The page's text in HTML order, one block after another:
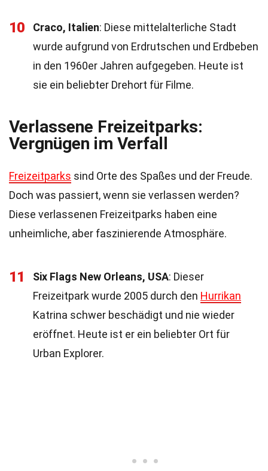
10 Craco, Italien: Diese mittelalterliche Stadt
wurde aufgrund von Erdrutschen und Erdbeben
in den 1960er Jahren aufgegeben. Heute ist
sie ein beliebter Drehort für Filme.
Verlassene Freizeitparks:
Vergnügen im Verfall
Freizeitparks sind Orte des Spaßes und der Freude.
Doch was passiert, wenn sie verlassen werden?
Diese verlassenen Freizeitparks haben eine
unheimliche, aber faszinierende Atmosphäre.
11 Six Flags New Orleans, USA: Dieser
Freizeitpark wurde 2005 durch den Hurrikan
Katrina schwer beschädigt und nie wieder
eröffnet. Heute ist er ein beliebter Ort für
Urban Explorer.